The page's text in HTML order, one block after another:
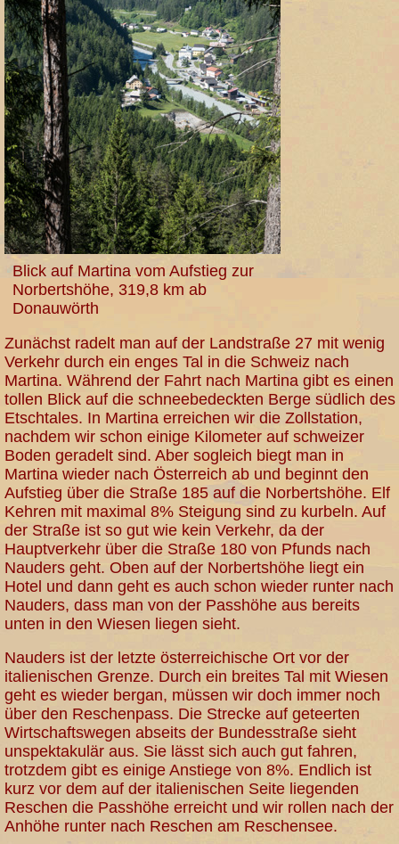
Blick auf Martina vom Aufstieg zur
Norbertshöhe, 319,8 km ab
Donauwörth
Zunächst radelt man auf der Landstraße 27 mit wenig
Verkehr durch ein enges Tal in die Schweiz nach
Martina. Während der Fahrt nach Martina gibt es einen
tollen Blick auf die schneebedeckten Berge südlich des
Etschtales. In Martina erreichen wir die Zollstation,
nachdem wir schon einige Kilometer auf schweizer
Boden geradelt sind. Aber sogleich biegt man in
Martina wieder nach Österreich ab und beginnt den
Aufstieg über die Straße 185 auf die Norbertshöhe. Elf
Kehren mit maximal 8% Steigung sind zu kurbeln. Auf
der Straße ist so gut wie kein Verkehr, da der
Hauptverkehr über die Straße 180 von Pfunds nach
Nauders geht. Oben auf der Norbertshöhe liegt ein
Hotel und dann geht es auch schon wieder runter nach
Nauders, dass man von der Passhöhe aus bereits
unten in den Wiesen liegen sieht.
Nauders ist der letzte österreichische Ort vor der
italienischen Grenze. Durch ein breites Tal mit Wiesen
geht es wieder bergan, müssen wir doch immer noch
über den Reschenpass. Die Strecke auf geteerten
Wirtschaftswegen abseits der Bundesstraße sieht
unspektakulär aus. Sie lässt sich auch gut fahren,
trotzdem gibt es einige Anstiege von 8%. Endlich ist
kurz vor dem auf der italienischen Seite liegenden
Reschen die Passhöhe erreicht und wir rollen nach der
Anhöhe runter nach Reschen am Reschensee.